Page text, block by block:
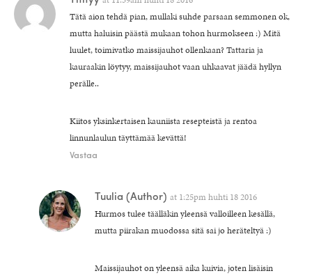
Tätä aion tehdä pian, mullaki suhde parsaan semmonen ok,
mutta haluisin päästä mukaan tohon hurmokseen :) Mitä
luulet, toimivatko maissijauhot ollenkaan? Tattaria ja
kauraakin löytyy, maissijauhot vaan uhkaavat jäädä hyllyn
perälle..
Kiitos yksinkertaisen kauniista resepteistä ja rentoa
linnunlaulun täyttämää kevättä!
Vastaa
Tuulia (Author) at 1:25pm huhti 18 2016
Hurmos tulee täälläkin yleensä valloilleen kesällä,
mutta piirakan muodossa sitä sai jo heräteltyä :)
Maissijauhot on yleensä aika kuivia, joten lisäisin